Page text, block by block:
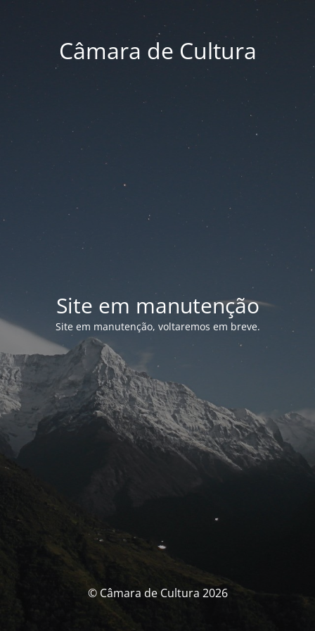
Câmara de Cultura
Site em manutenção
Site em manutenção, voltaremos em breve.
© Câmara de Cultura 2026